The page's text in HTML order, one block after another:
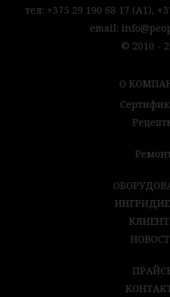
тел: +375 29 190 68 17 (А1),
email:
© 2010 -
О